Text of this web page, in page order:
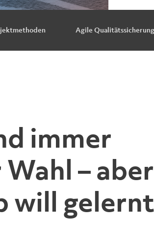
Agile Qualitätssicherung
immer
– aber
will gelernt